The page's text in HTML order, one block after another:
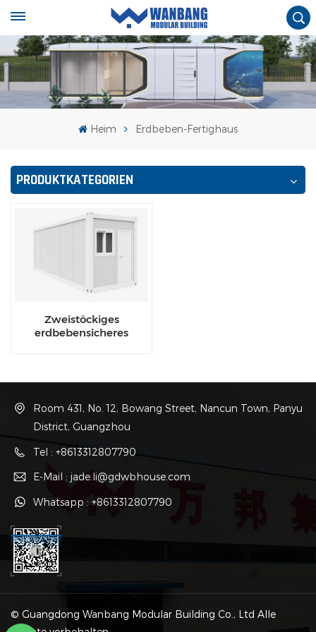
Heim Erdbeben-Fertighaus
PRODUKTKATEGORIEN
Zweistöckiges
erdbebensicheres
Room 431, No. 12, Bowang Street, Nancun Town, Panyu
District, Guangzhou
Tel : +8613312807790
E-Mail : jade.li@gdwbhouse.com
Whatsapp : +8613312807790
© Guangdong Wanbang Modular Building Co., Ltd Alle